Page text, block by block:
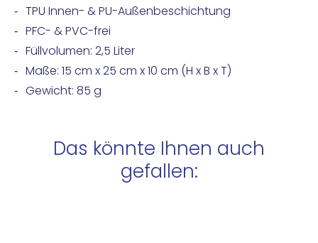
TPU Innen- & PU-Außenbeschichtung
PFC- & PVC-frei
Füllvolumen: 2,5 Liter
Maße: 15 cm x 25 cm x 10 cm (H x B x T)
Gewicht: 85 g
Das könnte Ihnen auch
gefallen: